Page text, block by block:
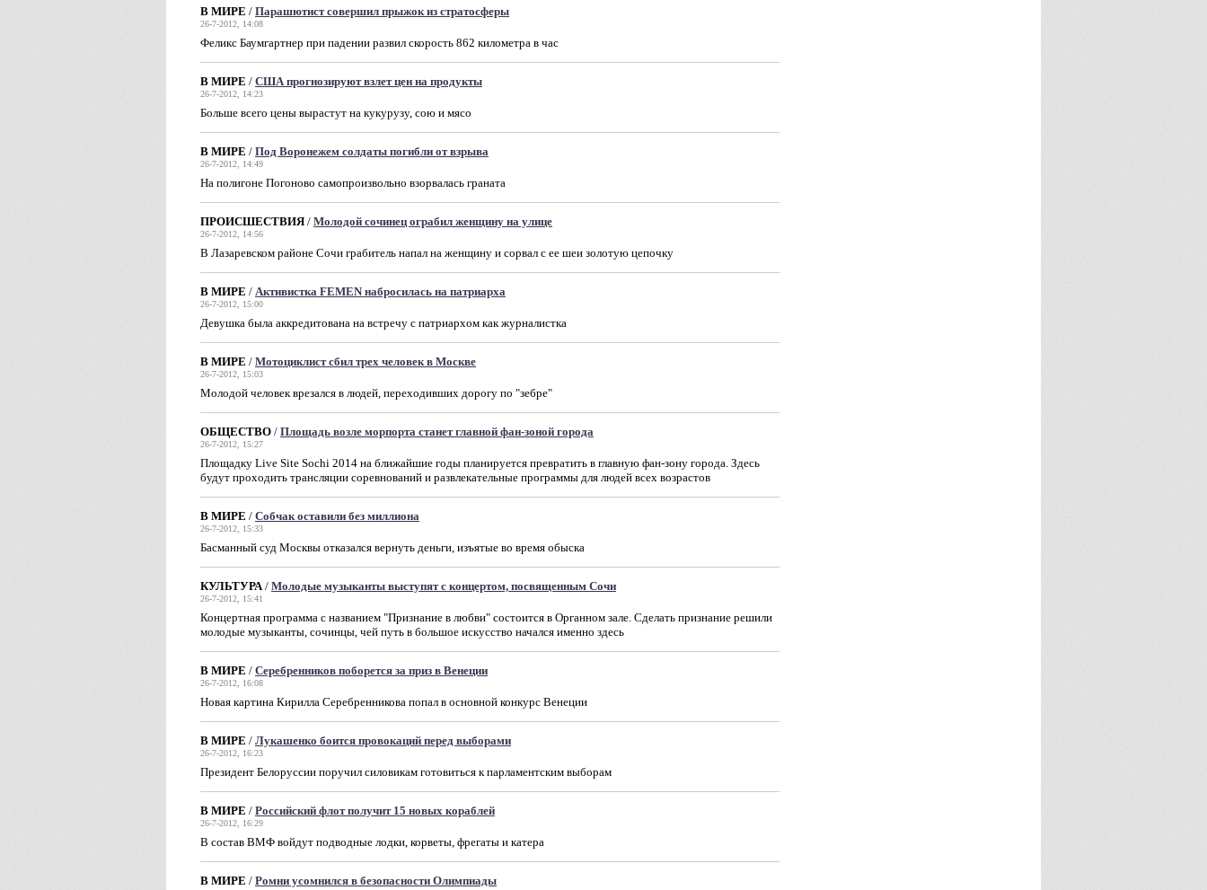
В МИРЕ / Парашютист совершил прыжок из стратосферы
26-7-2012, 14:08
Феликс Баумгартнер при падении развил скорость 862 километра в час
В МИРЕ / США прогнозируют взлет цен на продукты
26-7-2012, 14:23
Больше всего цены вырастут на кукурузу, сою и мясо
В МИРЕ / Под Воронежем солдаты погибли от взрыва
26-7-2012, 14:49
На полигоне Погоново самопроизвольно взорвалась граната
ПРОИСШЕСТВИЯ / Молодой сочинец ограбил женщину на улице
26-7-2012, 14:56
В Лазаревском районе Сочи грабитель напал на женщину и сорвал с ее шеи золотую цепочку
В МИРЕ / Активистка FEMEN набросилась на патриарха
26-7-2012, 15:00
Девушка была аккредитована на встречу с патриархом как журналистка
В МИРЕ / Мотоциклист сбил трех человек в Москве
26-7-2012, 15:03
Молодой человек врезался в людей, переходивших дорогу по "зебре"
ОБЩЕСТВО / Площадь возле морпорта станет главной фан-зоной города
26-7-2012, 15:27
Площадку Live Site Sochi 2014 на ближайшие годы планируется превратить в главную фан-зону города. Здесь
будут проходить трансляции соревнований и развлекательные программы для людей всех возрастов
В МИРЕ / Собчак оставили без миллиона
26-7-2012, 15:33
Басманный суд Москвы отказался вернуть деньги, изъятые во время обыска
КУЛЬТУРА/ Молодые музыканты выступят с концертом, посвященным Сочи
26-7-2012, 15:41
Концертная программа с названием "Признание в любви" состоится в Органном зале. Сделать признание решили
молодые музыканты, сочинцы, чей путь в большое искусство начался именно здесь
В МИРЕ / Серебренников поборется за приз в Венеции
26-7-2012, 16:08
Новая картина Кирилла Серебренникова попал в основной конкурс Венеции
В МИРЕ / Лукашенко боится провокаций перед выборами
26-7-2012, 16:23
Президент Белоруссии поручил силовикам готовиться к парламентским выборам
В МИРЕ / Российский флот получит 15 новых кораблей
26-7-2012, 16:29
В состав ВМФ войдут подводные лодки, корветы, фрегаты и катера
В МИРЕ / Ромни усомнился в безопасности Олимпиады